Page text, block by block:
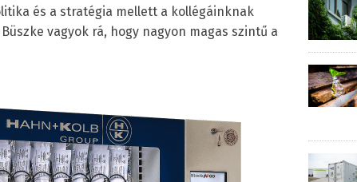
és a stratégia mellett a kollégáinknak
vagyok rá, hogy nagyon magas szintű a